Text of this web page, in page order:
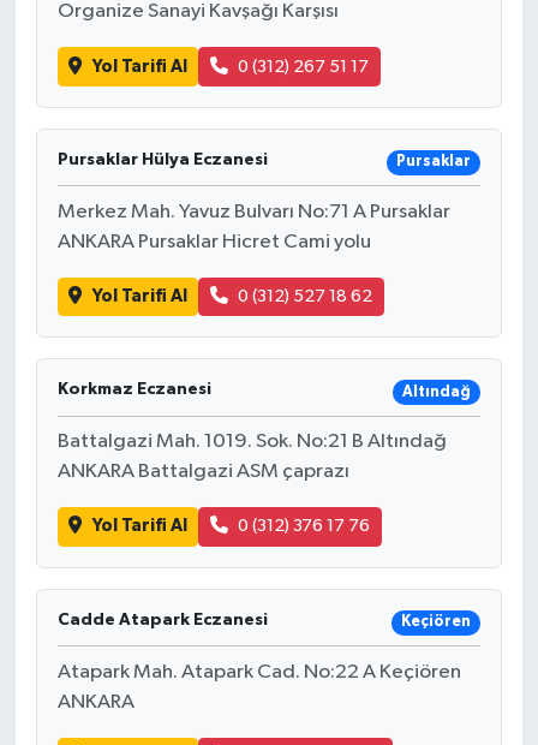
Organize Sanayi Kavşağı Karşısı
Yol Tarifi Al 0 (312) 267 51 17
Pursaklar Hülya Eczanesi Pursaklar
Merkez Mah. Yavuz Bulvarı No:71 A Pursaklar
ANKARA Pursaklar Hicret Cami yolu
Yol Tarifi Al 0 (312) 527 18 62
Korkmaz Eczanesi Altındağ
Battalgazi Mah. 1019. Sok. No:21 B Altındağ
ANKARA Battalgazi ASM çaprazı
Yol Tarifi Al 0 (312) 376 17 76
Cadde Atapark Eczanesi Keçiören
Atapark Mah. Atapark Cad. No:22 A Keçiören
ANKARA